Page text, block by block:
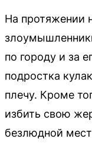
На протяжении
по городу и за
подростка
плечу. Кроме
избить свою
безлюдной